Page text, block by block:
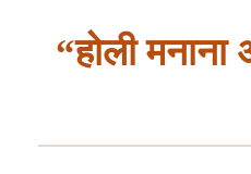
“होली